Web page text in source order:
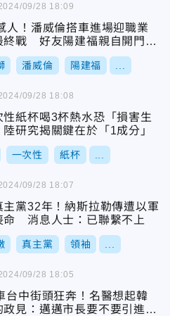
人！潘威倫搭車進場迎職業
終戰 好友陽建福親自開門相
潘威倫 陽建福
09/28 18:09
性紙杯喝3杯熱水恐「損害生
陸研究揭關鍵在於「1成分」
一次性 紙杯
09/28 18:08
主黨32年！納斯拉勒傳遭以軍
命 消息人士：已聯繫不上
真主黨 領袖
09/28 18:07
台中街頭狂奔！名醫想起韓
政見：邁邁市長要不要引進一
09/28 18:05